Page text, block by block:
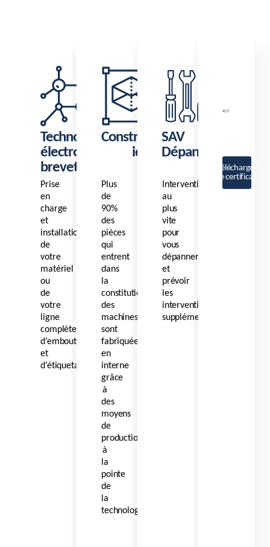
Technologie
électropneumatique
breveté
Prise
en
charge
et
installation
de
votre
matériel
ou
de
votre
ligne
complète
d’embouteillage
et
d’étiquetage
Constructeur
Plus
de
90%
des
pièces
qui
entrent
dans
la
constitution
des
machines
sont
fabriquées
en
interne
grâce
à
des
moyens
de
production
à
la
pointe
de
la
technologie
SAV
Dépannage
Intervention
au
plus
vite
pour
vous
dépanner
et
prévoir
les
interventions
supplémentaires.
Télécharger
le certificat